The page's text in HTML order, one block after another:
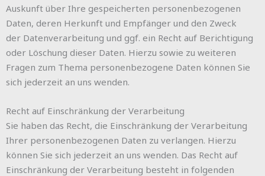
Auskunft über Ihre gespeicherten personenbezogenen
Daten, deren Herkunft und Empfänger und den Zweck
der Datenverarbeitung und ggf. ein Recht auf Berichtigung
oder Löschung dieser Daten. Hierzu sowie zu weiteren
Fragen zum Thema personenbezogene Daten können Sie
sich jederzeit an uns wenden.
Recht auf Einschränkung der Verarbeitung
Sie haben das Recht, die Einschränkung der Verarbeitung
Ihrer personenbezogenen Daten zu verlangen. Hierzu
können Sie sich jederzeit an uns wenden. Das Recht auf
Einschränkung der Verarbeitung besteht in folgenden